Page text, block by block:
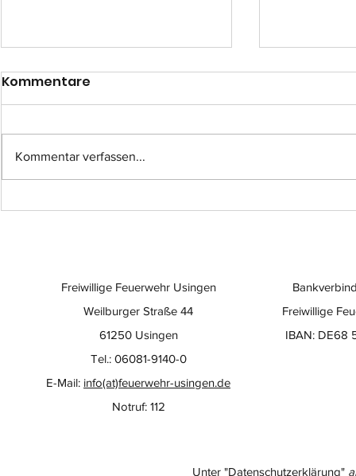
Neue Bilder von der
Kommentare
Kommentar verfassen...
Freiwillige
IBAN: DE68
Freiwillige Feuerwehr Usingen
Weilburger Straße 44
61250 Usingen
Tel.: 06081-9140-0
E-Mail: info(at)feuerwehr-usingen.de
Notruf: 112
Unter "Datenschutzerklärung"